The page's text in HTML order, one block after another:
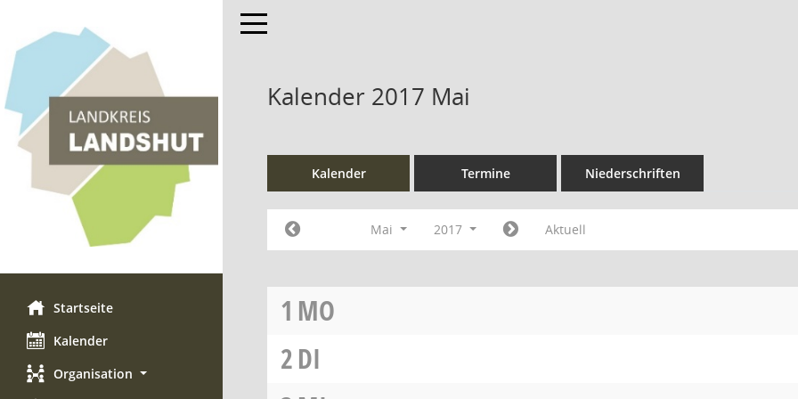
Startseite
Kalender
Organisation
Toggle navigation
Kalender 2017 Mai
Kalender Termine Niederschriften
Mai 2017 Aktuell
1 MO
2DI